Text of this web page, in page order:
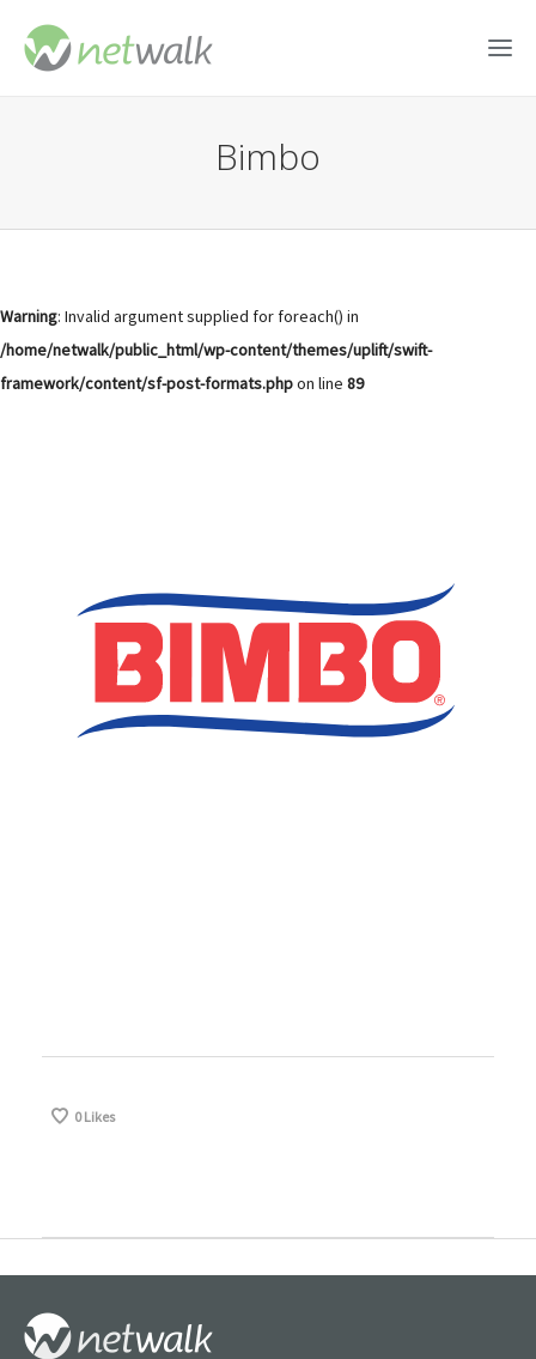
Bimbo
Warning: Invalid argument supplied for foreach() in
/home/netwalk/public_html/wp-content/themes/uplift/swift-
framework/content/sf-post-formats.phpon line 89
0Likes